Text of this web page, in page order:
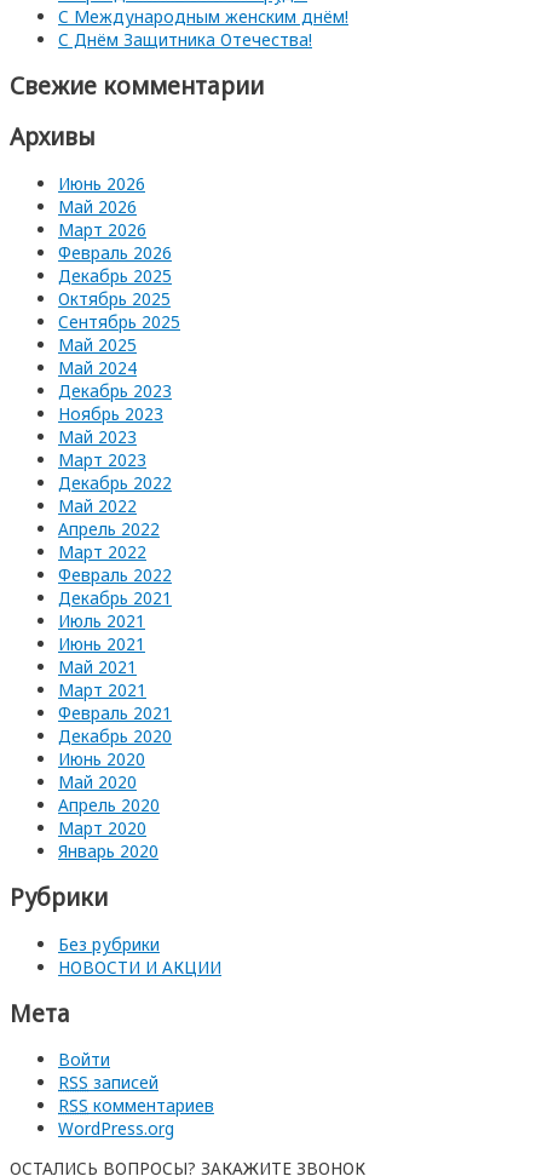
С Международным женским днём!
С Днём Защитника Отечества!
Свежие комментарии
Архивы
Июнь 2026
Май 2026
Март 2026
Февраль 2026
Декабрь 2025
Октябрь 2025
Сентябрь 2025
Май 2025
Май 2024
Декабрь 2023
Ноябрь 2023
Май 2023
Март 2023
Декабрь 2022
Май 2022
Апрель 2022
Март 2022
Февраль 2022
Декабрь 2021
Июль 2021
Июнь 2021
Май 2021
Март 2021
Февраль 2021
Декабрь 2020
Июнь 2020
Май 2020
Апрель 2020
Март 2020
Январь 2020
Рубрики
Без рубрики
НОВОСТИ И АКЦИИ
Мета
Войти
RSS записей
RSS комментариев
WordPress.org
ОСТАЛИСЬ ВОПРОСЫ? ЗАКАЖИТЕ ЗВОНОК